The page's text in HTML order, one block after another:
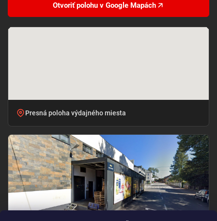
Otvoriť polohu v Google Mapách
Presná poloha výdajného miesta